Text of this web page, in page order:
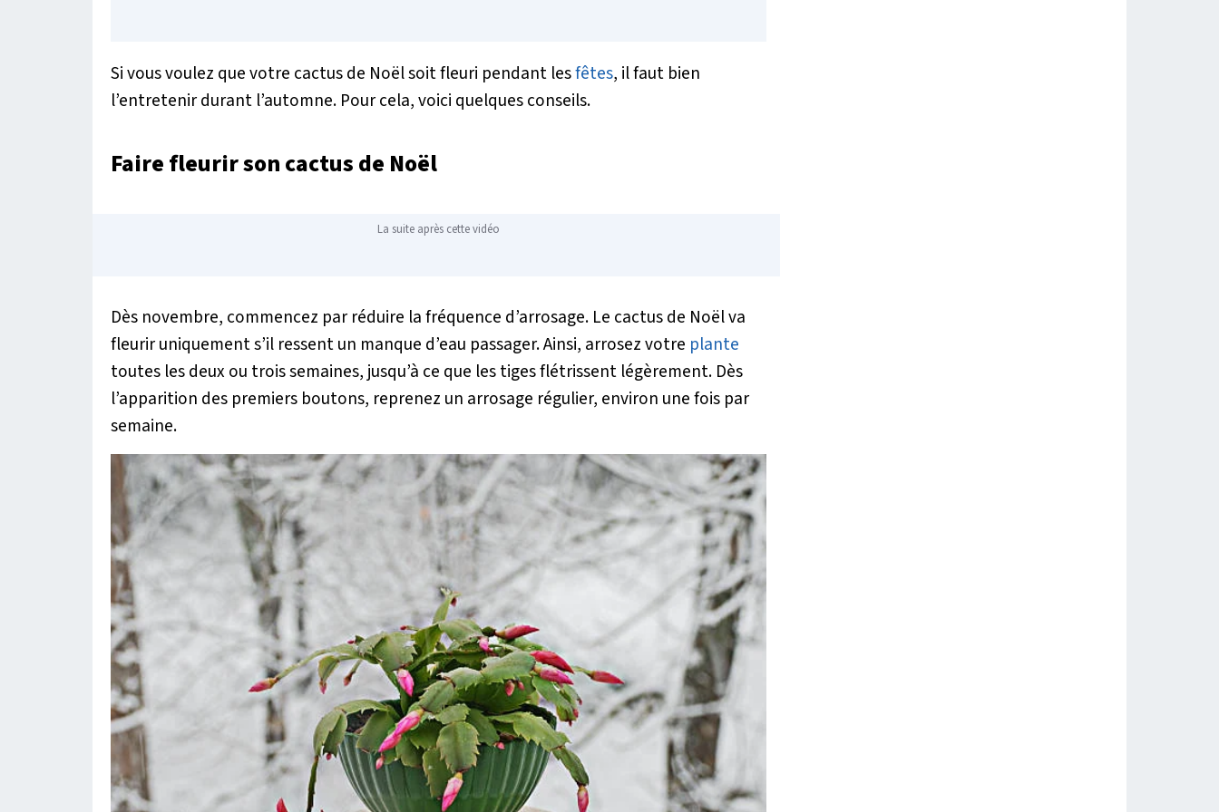
Si vous voulez que votre cactus de Noël soit fleuri pendant lesfêtes, il faut bien
l’entretenir durant l’automne. Pour cela, voici quelques conseils.
Faire fleurir son cactus de Noël
La suite après cette vidéo
Dès novembre, commencez par réduire la fréquence d’arrosage. Le cactus de Noël va
fleurir uniquement s’il ressent un manque d’eau passager. Ainsi, arrosez votre plante
toutes les deux ou trois semaines, jusqu’à ce que les tiges flétrissent légèrement. Dès
l’apparition des premiers boutons, reprenez un arrosage régulier, environ une fois par
semaine.